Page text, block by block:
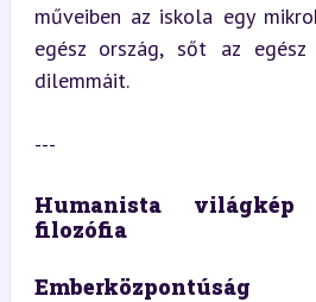
műveiben az iskola egy
egész ország, sőt az egész
dilemmáit.
---
Humanista világkép
filozófia
Emberközpontúság